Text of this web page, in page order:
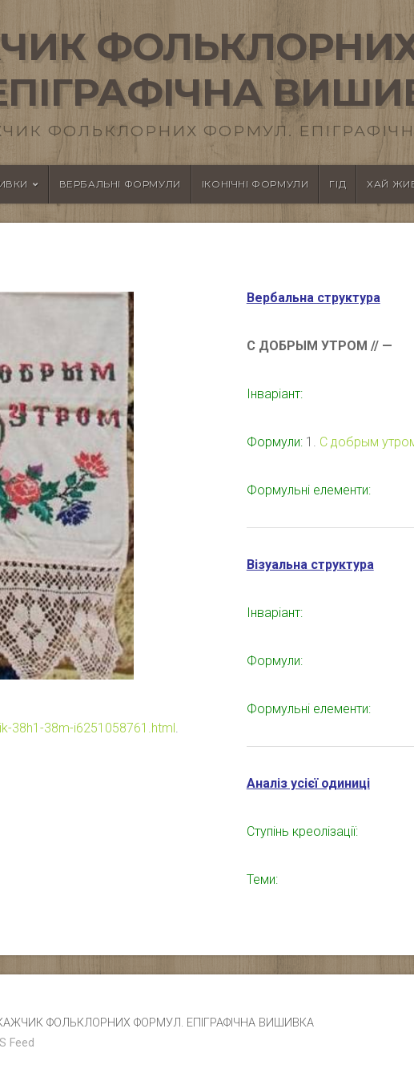
ФОЛЬКЛОРНИХ ФОРМУЛ.
ВЕРБАЛЬНІ ФОРМУЛИ ІКОНІЧНІ ФОРМУЛИ ГІД ХАЙ
38h1-38m-i6251058761.html
Вербальна структура
С ДОБРЫМ УТРОМ // —
Інваріант:
Формули: 1. С добрым
Формульні елементи:
Візуальна структура
Інваріант:
Формули:
Формульні елементи:
Аналіз усієї одиниці
Ступінь креолізації:
Теми:
ФОЛЬКЛОРНИХ ФОРМУЛ. ЕПІГРАФІЧНА ВИШИВКА
Feed